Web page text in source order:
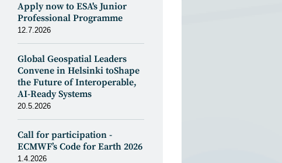
Apply now to ESA's Junior
Professional Programme
12.7.2026
Global Geospatial Leaders
Convene in Helsinki toShape
the Future of Interoperable,
AI-Ready Systems
20.5.2026
Call for participation -
ECMWF’s Code for Earth 2026
1.4.2026